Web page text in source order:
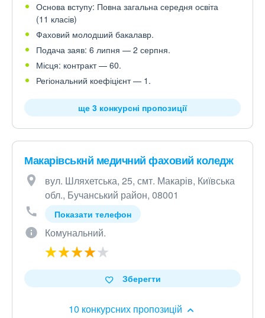
Основа вступу: Повна загальна середня освіта
(11 класів)
Фаховий молодший бакалавр.
Подача заяв: 6 липня — 2 серпня.
Місця: контракт — 60.
Регіональний коефіцієнт — 1.
ще 3 конкурсні пропозиції
Макарівськнй медичний фаховий коледж
вул. Шляхетська, 25, смт. Макарів, Київська
обл., Бучанський район, 08001
Показати телефон
Комунальний.
10 конкурсних пропозицій
Зберегти